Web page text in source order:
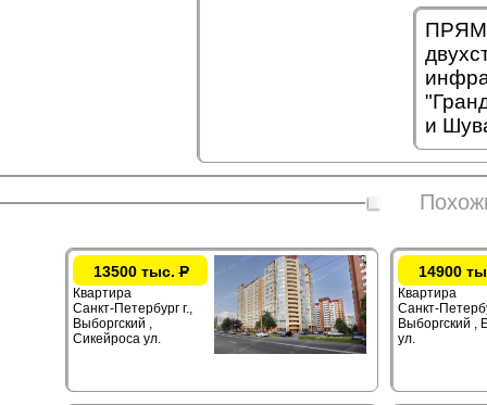
и
13500 тыс.Р
Квартира
Санкт-Петербург г.,
Выборгский ,
Сикейроса ул.
14900
Квартира
Санкт-
Выборгский ,
ул.